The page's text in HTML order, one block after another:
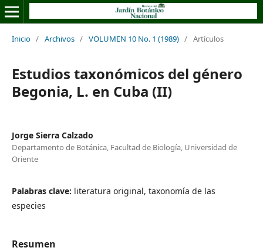
Inicio / Archivos / VOLUMEN 10 No. 1 (1989) / Artículos
Estudios taxonómicos del género
Begonia, L. en Cuba (II)
Jorge Sierra Calzado
Departamento de Botánica, Facultad de Biología, Universidad de
Oriente
Palabras clave: literatura original, taxonomía de las
especies
Resumen